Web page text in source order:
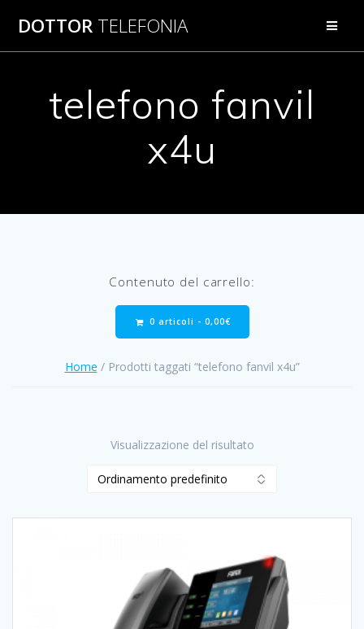
al
DOTTOR TELEFONIA
telefono fanvil
x4u
Contenuto del carrello:
0 articoli - 0,00€
Home / Prodotti taggati “telefono fanvil x4u”
Visualizzazione del risultato